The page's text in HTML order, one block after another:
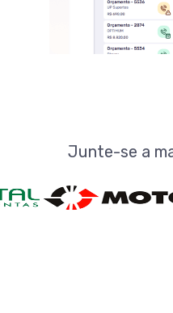
Junte-se a